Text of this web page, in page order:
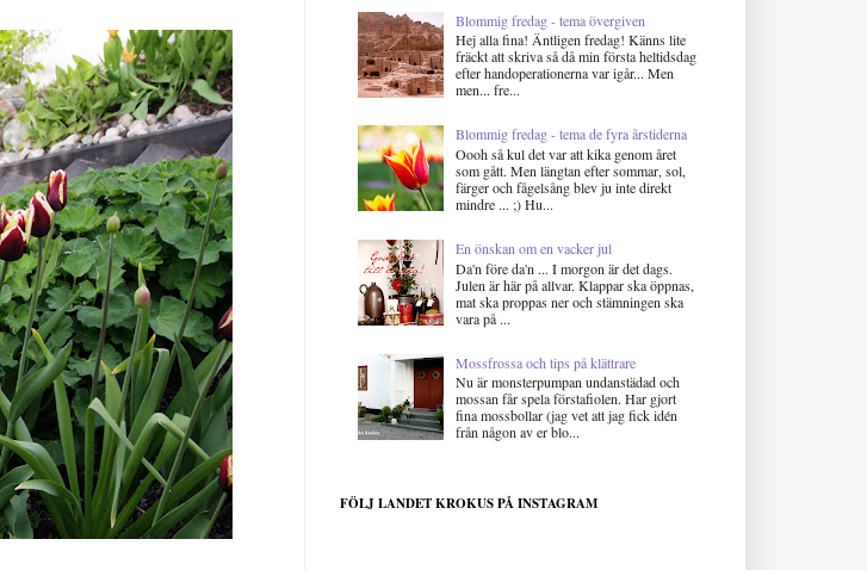
Blommig fredag - tema övergiven
Hej alla fina! Äntligen fredag! Känns lite
fräckt att skriva så då min första heltidsdag
efter handoperationerna var igår... Men
men... fre...
Blommig fredag - tema de fyra årstiderna
Oooh så kul det var att kika genom året
som gått. Men längtan efter sommar, sol,
färger och fågelsång blev ju inte direkt
mindre ... ;) Hu...
En önskan om en vacker jul
Da'n före da'n ... I morgon är det dags.
Julen är här på allvar. Klappar ska öppnas,
mat ska proppas ner och stämningen ska
vara på ...
Mossfrossa och tips på klättrare
Nu är monsterpumpan undanstädad och
mossan får spela förstafiolen. Har gjort
fina mossbollar (jag vet att jag fick idén
från någon av er blo...
FÖLJ LANDET KROKUS PÅ INSTAGRAM